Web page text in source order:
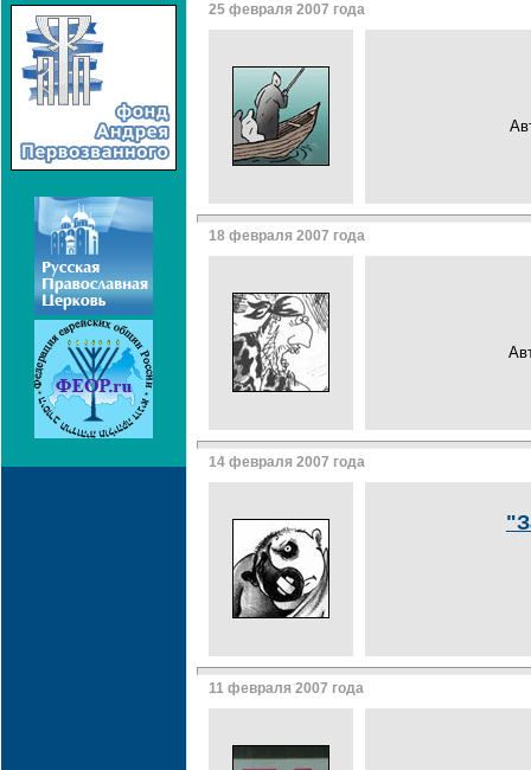
25 февраля 2007 года
18 февраля 2007 года
14 февраля 2007 года
11 февраля 2007 года